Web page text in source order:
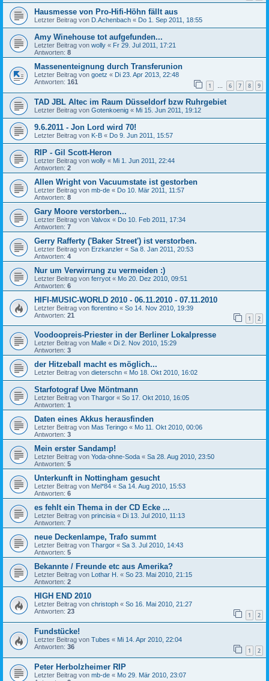
Hausmesse von Pro-Hifi-Höhn fällt aus
Letzter Beitrag von D.Achenbach « Do 1. Sep 2011, 18:55
Amy Winehouse tot aufgefunden...
Letzter Beitrag von wolly « Fr 29. Jul 2011, 17:21
Antworten: 8
Massenenteignung durch Transferunion
Letzter Beitrag von goetz « Di 23. Apr 2013, 22:48
Antworten: 161 1 … 6 7 8 9
TAD JBL Altec im Raum Düsseldorf bzw Ruhrgebiet
Letzter Beitrag von Gotenkoenig « Mi 15. Jun 2011, 19:12
9.6.2011 - Jon Lord wird 70!
Letzter Beitrag von K-B « Do 9. Jun 2011, 15:57
RIP - Gil Scott-Heron
Letzter Beitrag von wolly « Mi 1. Jun 2011, 22:44
Antworten: 2
Allen Wright von Vacuumstate ist gestorben
Letzter Beitrag von mb-de « Do 10. Mär 2011, 11:57
Antworten: 8
Gary Moore verstorben...
Letzter Beitrag von Valvox « Do 10. Feb 2011, 17:34
Antworten: 7
Gerry Rafferty ('Baker Street') ist verstorben.
Letzter Beitrag von Erzkanzler « Sa 8. Jan 2011, 20:53
Antworten: 4
Nur um Verwirrung zu vermeiden :)
Letzter Beitrag von ferryot « Mo 20. Dez 2010, 09:51
Antworten: 6
HIFI-MUSIC-WORLD 2010 - 06.11.2010 - 07.11.2010
Letzter Beitrag von florentino « So 14. Nov 2010, 19:39
Antworten: 21 1 2
Voodoopreis-Priester in der Berliner Lokalpresse
Letzter Beitrag von Malle « Di 2. Nov 2010, 15:29
Antworten: 3
der Hitzeball macht es möglich...
Letzter Beitrag von dieterschn « Mo 18. Okt 2010, 16:02
Starfotograf Uwe Möntmann
Letzter Beitrag von Thargor « So 17. Okt 2010, 16:05
Antworten: 1
Daten eines Akkus herausfinden
Letzter Beitrag von Mas Teringo « Mo 11. Okt 2010, 00:06
Antworten: 3
Mein erster Sandamp!
Letzter Beitrag von Yoda-ohne-Soda « Sa 28. Aug 2010, 23:50
Antworten: 5
Unterkunft in Nottingham gesucht
Letzter Beitrag von Mel*84 « Sa 14. Aug 2010, 15:53
Antworten: 6
es fehlt ein Thema in der CD Ecke ...
Letzter Beitrag von princisia « Di 13. Jul 2010, 11:13
Antworten: 7
neue Deckenlampe, Trafo summt
Letzter Beitrag von Thargor « Sa 3. Jul 2010, 14:43
Antworten: 5
Bekannte / Freunde etc aus Amerika?
Letzter Beitrag von Lothar H. « So 23. Mai 2010, 21:15
Antworten: 2
HIGH END 2010
Letzter Beitrag von christoph « So 16. Mai 2010, 21:27
Antworten: 23 1 2
Fundstücke!
Letzter Beitrag von Tubes « Mi 14. Apr 2010, 22:04
Antworten: 36 1 2
Peter Herbolzheimer RIP
Letzter Beitrag von mb-de « Mo 29. Mär 2010, 23:07